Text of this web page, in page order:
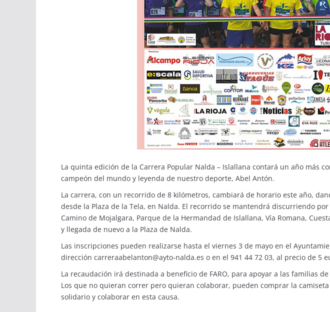
La quinta edición de la Carrera Popular Nalda – Islallana contará un año más
campeón del mundo y leyenda de nuestro deporte, Abel Antón.
La carrera, con un recorrido de 8 kilómetros, cambiará de horario este año,
desde la Plaza de la Tela, en Nalda. El recorrido se mantendrá discurriendo
Camino de Mojalgara, Parque de la Hermandad de Islallana, Vía Romana,
y llegada de nuevo a la Plaza de Nalda.
Las inscripciones pueden realizarse hasta el viernes 3 de mayo en el
dirección carreraabelanton@ayto-nalda.es o en el 941 44 72 03, al precio de 5
La recaudación irá destinada a beneficio de FARO, para apoyar a las familias
Los que no quieran correr pero quieran colaborar, pueden comprar la
solidario y colaborar en esta causa.